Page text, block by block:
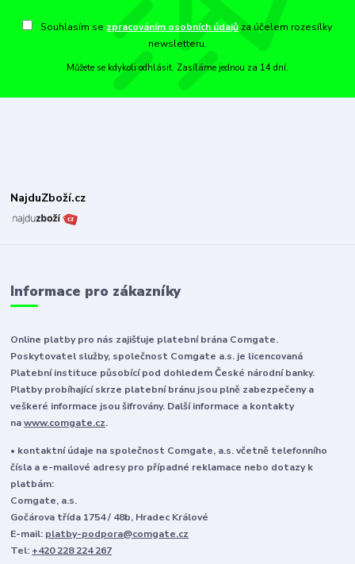
Souhlasím se zpracováním osobních údajů za účelem rozesílky
newsletteru.
Můžete se kdykoli odhlásit. Zasíláme jednou za 14 dní.
NajduZboží.cz
Informace pro zákazníky
Online platby pro nás zajišťuje platební brána Comgate.
Poskytovatel služby, společnost Comgate a.s. je licencovaná
Platební instituce působící pod dohledem České národní banky.
Platby probíhající skrze platební bránu jsou plně zabezpečeny a
veškeré informace jsou šifrovány. Další informace a kontakty
nawww.comgate.cz.
• kontaktní údaje na společnost Comgate, a.s. včetně telefonního
čísla a e-mailové adresy pro případné reklamace nebo dotazy k
platbám:
Comgate, a.s.
Gočárova třída 1754 / 48b, Hradec Králové
E-mail: platby-podpora@comgate.cz
Tel: +420 228 224 267